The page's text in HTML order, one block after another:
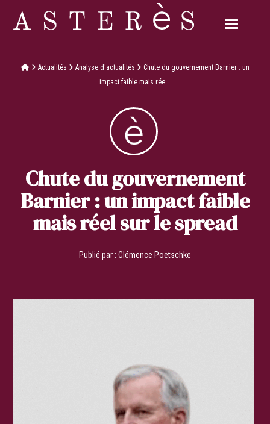
Actualités Analyse d'actualités
Chute du gouvernement Barnier : un
impact faible mais rée...
Chute du gouvernement
Barnier : un impact faible
mais réel sur le spread
Publié par : Clémence Poetschke